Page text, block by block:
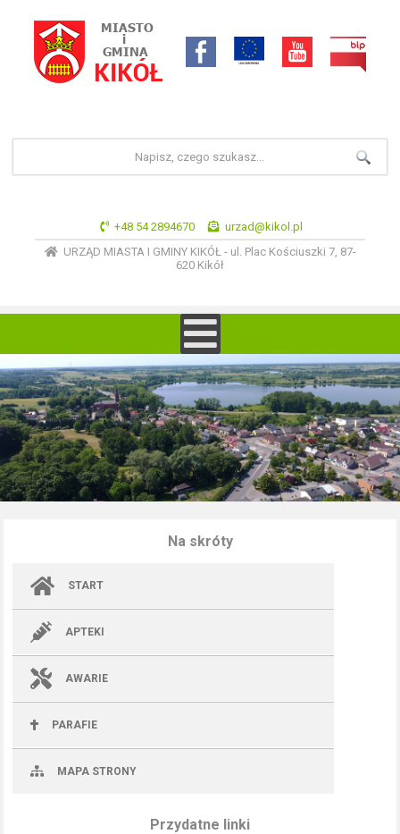
+48 54 2894670
urzad@kikol.pl
URZĄD MIASTA I GMINY KIKÓŁ - ul. Plac Kościuszki 7, 87-
620 Kikół
Na skróty
START
APTEKI
AWARIE
PARAFIE
MAPA STRONY
Przydatne linki